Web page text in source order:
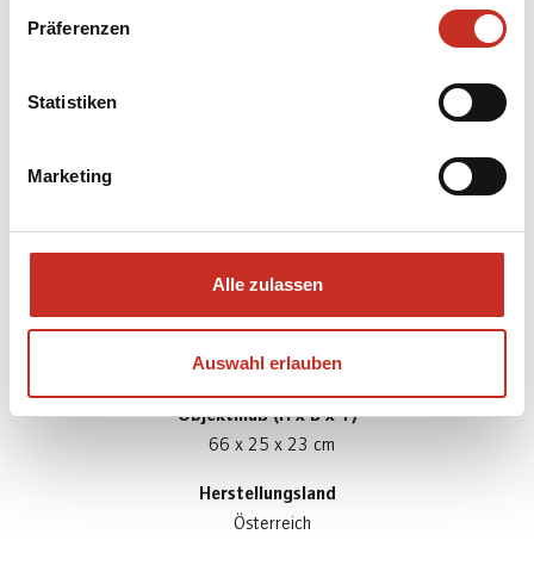
Präferenzen
Statistiken
Marketing
Alle zulassen
Auswahl erlauben
Material Kostüm
Baumwolle; Lurex; Karton
Gewicht
1.02 kg
Objektmaß (H x B x T)
66 x 25 x 23 cm
Herstellungsland
Österreich